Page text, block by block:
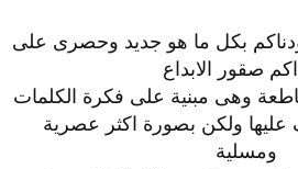
بكل ما هو جديد وحصرى على
صقور الابداع
وهى مبنية على فكرة الكلمات
عليها ولكن بصورة اكثر عصرية
ومسلية